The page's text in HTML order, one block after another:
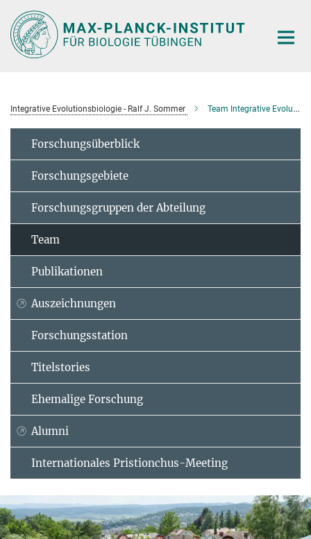
Hauptinhalt
Integrative Evolutionsbiologie - Ralf J. Sommer Team Integrative Evolutionary Biology
Forschungsüberblick
Forschungsgebiete
Forschungsgruppen der Abteilung
Team
Publikationen
Auszeichnungen
Forschungsstation
Titelstories
Ehemalige Forschung
Alumni
Internationales Pristionchus-Meeting